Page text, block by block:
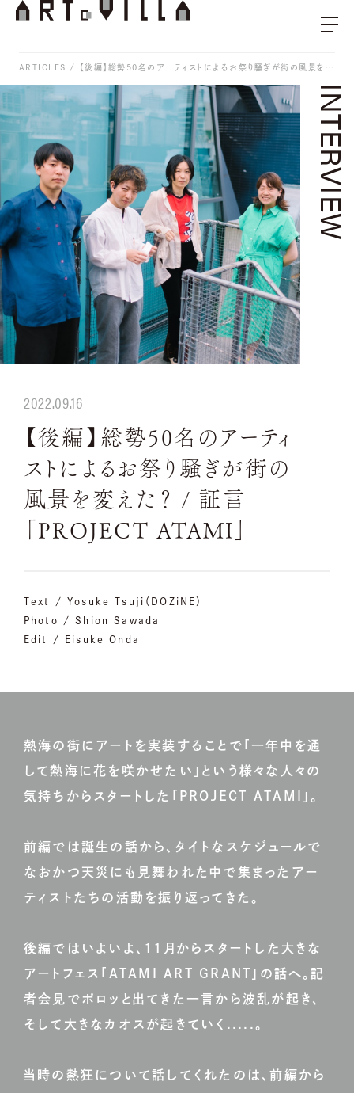
ARTICLES 【後編】総勢50名のアーティストによるお祭り騒ぎが街の風景を変えた？ / 証言「PROJECT ATAMI」
INTERVIEW
2022.09.16
【後編】総勢50名のアーティ
ストによるお祭り騒ぎが街の
風景を変えた？ / 証言
「PROJECT ATAMI」
Text / Yosuke Tsuji（DOZiNE）
Photo / Shion Sawada
Edit / Eisuke Onda
熱海の街にアートを実装することで「一年中を通
して熱海に花を咲かせたい」という様々な人々の
気持ちからスタートした「PROJECT ATAMI」。
前編では誕生の話から、タイトなスケジュールで
なおかつ天災にも見舞われた中で集まったアー
ティストたちの活動を振り返ってきた。
後編ではいよいよ、11月からスタートした大きな
アートフェス「ATAMI ART GRANT」の話へ。記
者会見でポロッと出てきた一言から波乱が起き、
そして大きなカオスが起きていく.....。
当時の熱狂について話してくれたのは、前編から